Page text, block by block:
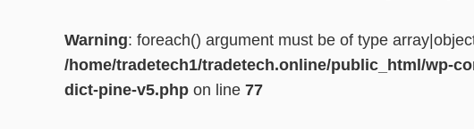
Warning: foreach() argument must be of type
/home/tradetech1/tradetech.online/public_html/wp-
dict-pine-v5.php on line 77